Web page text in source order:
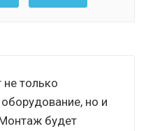
только
но и
будет